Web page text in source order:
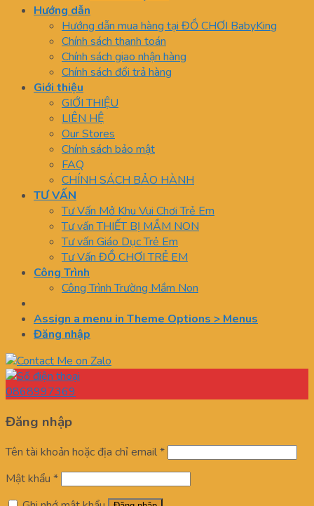
Hướng dẫn
Hướng dẫn mua hàng tại ĐỒ CHƠI BabyKing
Chính sách thanh toán
Chính sách giao nhận hàng
Chính sách đổi trả hàng
Giới thiệu
GIỚI THIỆU
LIÊN HỆ
Our Stores
Chính sách bảo mật
FAQ
CHÍNH SÁCH BẢO HÀNH
TƯ VẤN
Tư Vấn Mở Khu Vui Chơi Trẻ Em
Tư vấn THIẾT BỊ MẦM NON
Tư vấn Giáo Dục Trẻ Em
Tư Vấn ĐỒ CHƠI TRẺ EM
Công Trình
Công Trình Trường Mầm Non
Assign a menu in Theme Options > Menus
Đăng nhập
0868997369
Đăng nhập
Tên tài khoản hoặc địa chỉ email*
Mật khẩu *